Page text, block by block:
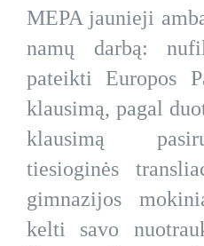
MEPA jaunieji
namų darbą:
pateikti Europos
klausimą, pagal
klausimą
tiesioginės
gimnazijos
kelti savo